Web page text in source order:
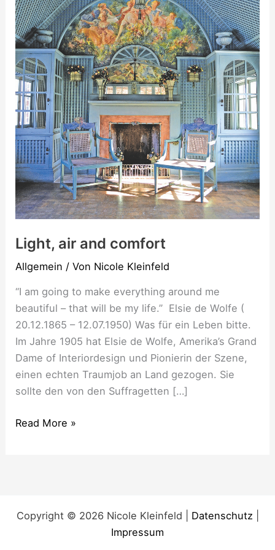
Light, air and comfort
Allgemein / Von Nicole Kleinfeld
“I am going to make everything around me
beautiful – that will be my life.” Elsie de Wolfe (
20.12.1865 – 12.07.1950) Was für ein Leben bitte.
Im Jahre 1905 hat Elsie de Wolfe, Amerika’s Grand
Dame of Interiordesign und Pionierin der Szene,
einen echten Traumjob an Land gezogen. Sie
sollte den von den Suffragetten […]
Read More »
Copyright © 2026 Nicole Kleinfeld | Datenschutz
Impressum